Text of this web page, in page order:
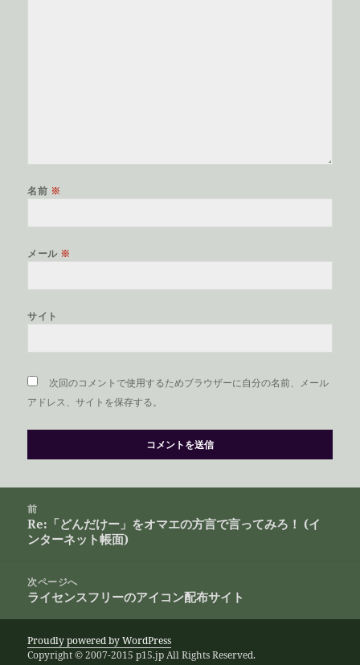
名前 ※
メール ※
サイト
次回のコメントで使用するためブラウザーに自分の名前、メール
アドレス、サイトを保存する。
前
前
の
稿:
Re:「どんだけー」をオマエの方言で言ってみろ！ (イ
ンターネット帳面)
次ページへ
次
の
投
稿:
ライセンスフリーのアイコン配布サイト
Proudly powered by WordPress
Copyright © 2007-2015 p15.jp All Rights Reserved.